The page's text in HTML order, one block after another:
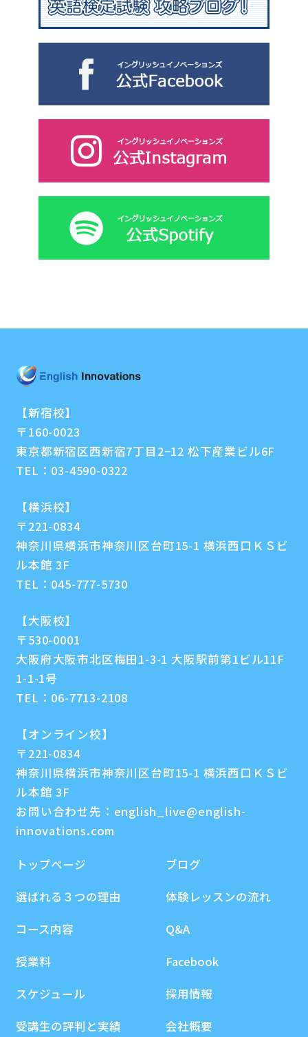
【新宿校】
〒160-0023
東京都新宿区西新宿7丁目2−12 松下産業ビル6F
TEL： 03-4590-0322
【横浜校】
〒221-0834
神奈川県横浜市神奈川区台町15-1 横浜西口ＫＳビ
ル本館 3F
TEL： 045-777-5730
【大阪校】
〒530-0001
大阪府大阪市北区梅田1-3-1 大阪駅前第1ビル11F
1-1-1号
TEL： 06-7713-2108
【オンライン校】
〒221-0834
神奈川県横浜市神奈川区台町15-1 横浜西口ＫＳビ
ル本館 3F
お問い合わせ先： english_live@english-
innovations.com
トップページ
選ばれる３つの理由
コース内容
授業料
スケジュール
受講生の評判と実績
ブログ
体験レッスンの流れ
Q&A
Facebook
採用情報
会社概要